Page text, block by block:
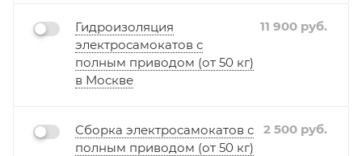
Гидроизоляция
электросамокатов с
полным приводом (от 50 кг)
в Москве
11 900 руб.
Сборка электросамокатов с
полным приводом (от 50 кг)
2 500 руб.